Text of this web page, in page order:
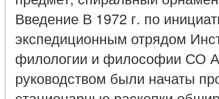
Введение В 1972 г. по
экспедиционным отрядом
филологии и философии СО
руководством были начаты